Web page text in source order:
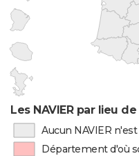
Les NAVIER par lieu
Aucun NAVIER
Département d'où